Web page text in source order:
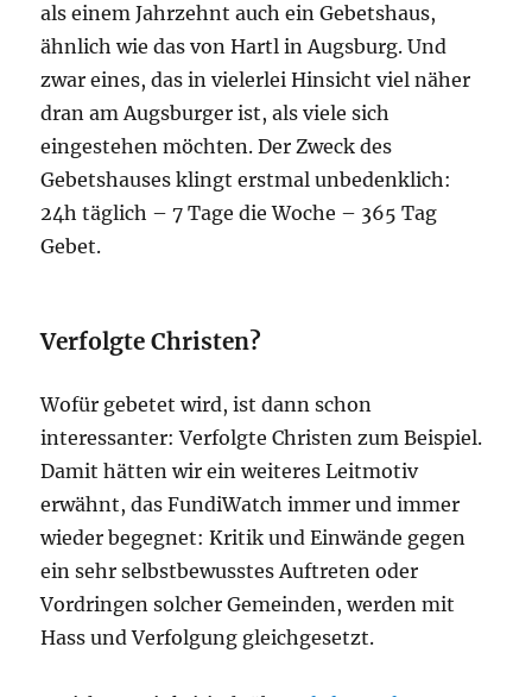
als einem Jahrzehnt auch ein Gebetshaus,
ähnlich wie das von Hartl in Augsburg. Und
zwar eines, das in vielerlei Hinsicht viel näher
dran am Augsburger ist, als viele sich
eingestehen möchten. Der Zweck des
Gebetshauses klingt erstmal unbedenklich:
24h täglich – 7 Tage die Woche – 365 Tag
Gebet.
Verfolgte Christen?
Wofür gebetet wird, ist dann schon
interessanter: Verfolgte Christen zum Beispiel.
Damit hätten wir ein weiteres Leitmotiv
erwähnt, das FundiWatch immer und immer
wieder begegnet: Kritik und Einwände gegen
ein sehr selbstbewusstes Auftreten oder
Vordringen solcher Gemeinden, werden mit
Hass und Verfolgung gleichgesetzt.